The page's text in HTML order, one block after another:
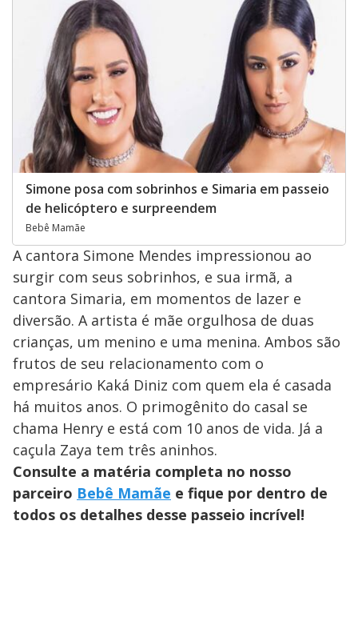
Simone posa com sobrinhos e Simaria em passeio
de helicóptero e surpreendem
Bebê Mamãe
A cantora Simone Mendes impressionou ao
surgir com seus sobrinhos, e sua irmã, a
cantora Simaria, em momentos de lazer e
diversão. A artista é mãe orgulhosa de duas
crianças, um menino e uma menina. Ambos são
frutos de seu relacionamento com o
empresário Kaká Diniz com quem ela é casada
há muitos anos. O primogênito do casal se
chama Henry e está com 10 anos de vida. Já a
caçula Zaya tem três aninhos.
Consulte a matéria completa no nosso
parceiro Bebê Mamãe e fique por dentro de
todos os detalhes desse passeio incrível!